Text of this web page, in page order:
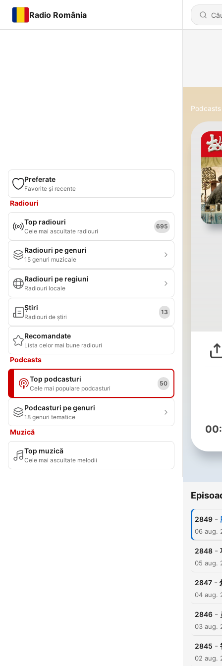
Radio România
Preferate
Favorite și recente
Radiouri
Top radiouri
Cele mai ascultate radiouri
695
Radiouri pe genuri
15 genuri muzicale
Radiouri pe regiuni
Radiouri locale
Știri
Radiouri de știri
13
Recomandate
Lista celor mai bune radiouri
Podcasts
Top podcasturi
Cele mai populare podcasturi
50
Podcasturi pe genuri
18 genuri tematice
Muzică
Top muzică
Cele mai ascultate melodii
Podcasts
2849 -
06 aug.
2848 -
05 aug.
2847 -
04 aug.
2846 -
03 aug.
2845 -
02 aug.